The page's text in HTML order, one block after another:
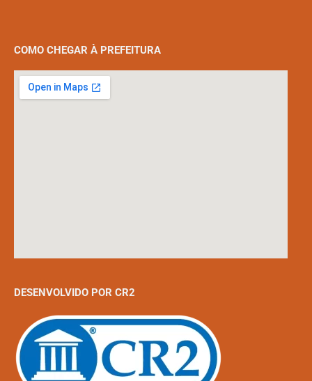
COMO CHEGAR À PREFEITURA
DESENVOLVIDO POR CR2